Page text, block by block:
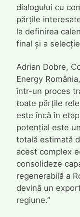
dialogului cu
părțile
la definirea
final și a
Adrian Dobre,
Energy
într-un proces
toate părțile
este încă în
potențial este
totală estimată
acest complex
consolideze
regenerabilă a
devină un
regiune.”